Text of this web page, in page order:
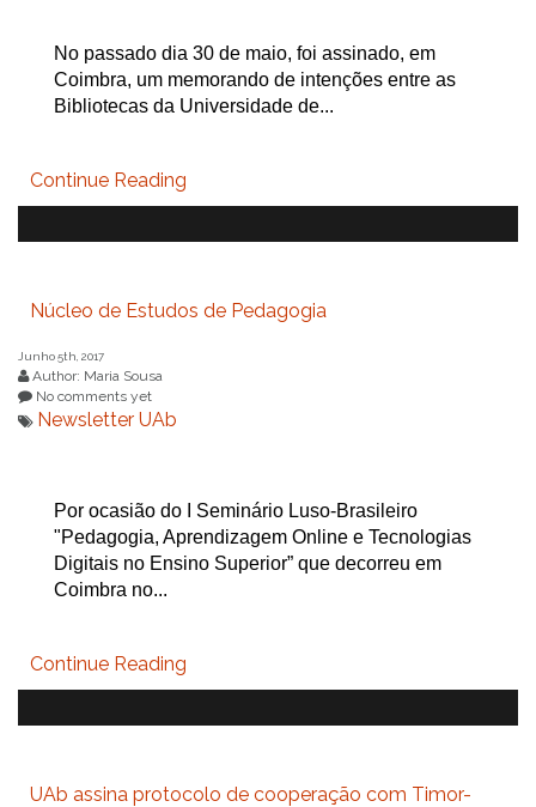
No passado dia 30 de maio, foi assinado, em
Coimbra, um memorando de intenções entre as
Bibliotecas da Universidade de...
Continue Reading
Núcleo de Estudos de Pedagogia
Junho 5th, 2017
Author: Maria Sousa
No comments yet
Newsletter UAb
Por ocasião do I Seminário Luso-Brasileiro
"Pedagogia, Aprendizagem Online e Tecnologias
Digitais no Ensino Superior” que decorreu em
Coimbra no...
Continue Reading
UAb assina protocolo de cooperação com Timor-